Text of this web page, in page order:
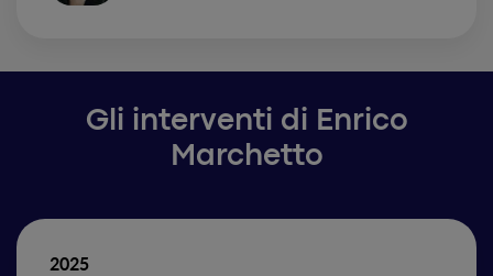
Gli interventi di Enrico
Marchetto
2025